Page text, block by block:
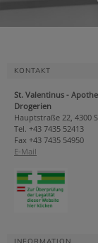
KONTAKT
St. Valentinus -
Drogerien
Hauptstraße 22, 4300
Tel. +43 7435 52413
Fax +43 7435 54950
E-Mail